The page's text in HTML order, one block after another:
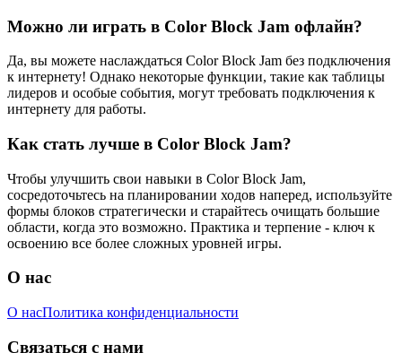
Можно ли играть в Color Block Jam офлайн?
Да, вы можете наслаждаться Color Block Jam без подключения
к интернету! Однако некоторые функции, такие как таблицы
лидеров и особые события, могут требовать подключения к
интернету для работы.
Как стать лучше в Color Block Jam?
Чтобы улучшить свои навыки в Color Block Jam,
сосредоточьтесь на планировании ходов наперед, используйте
формы блоков стратегически и старайтесь очищать большие
области, когда это возможно. Практика и терпение - ключ к
освоению все более сложных уровней игры.
О нас
О насПолитика конфиденциальности
Связаться с нами